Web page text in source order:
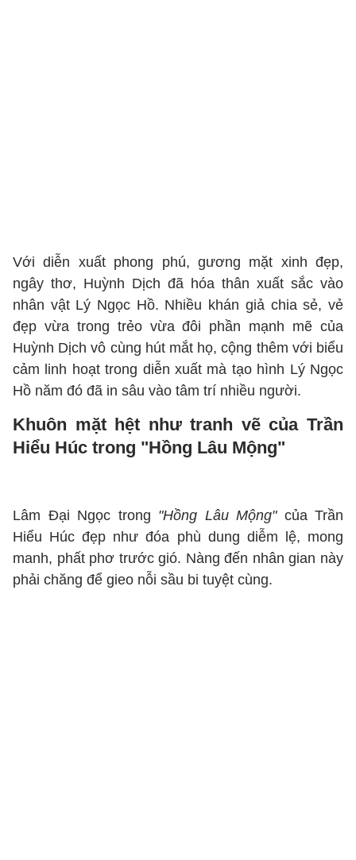
Với diễn xuất phong phú, gương mặt xinh đẹp,
ngây thơ, Huỳnh Dịch đã hóa thân xuất sắc vào
nhân vật Lý Ngọc Hồ. Nhiều khán giả chia sẻ, vẻ
đẹp vừa trong trẻo vừa đôi phần mạnh mẽ của
Huỳnh Dịch vô cùng hút mắt họ, cộng thêm với biểu
cảm linh hoạt trong diễn xuất mà tạo hình Lý Ngọc
Hồ năm đó đã in sâu vào tâm trí nhiều người.
Khuôn mặt hệt như tranh vẽ của Trần
Hiểu Húc trong "Hồng Lâu Mộng"
Lâm Đại Ngọc trong "Hồng Lâu Mộng" của Trần
Hiểu Húc đẹp như đóa phù dung diễm lệ, mong
manh, phất phơ trước gió. Nàng đến nhân gian này
phải chăng để gieo nỗi sầu bi tuyệt cùng.